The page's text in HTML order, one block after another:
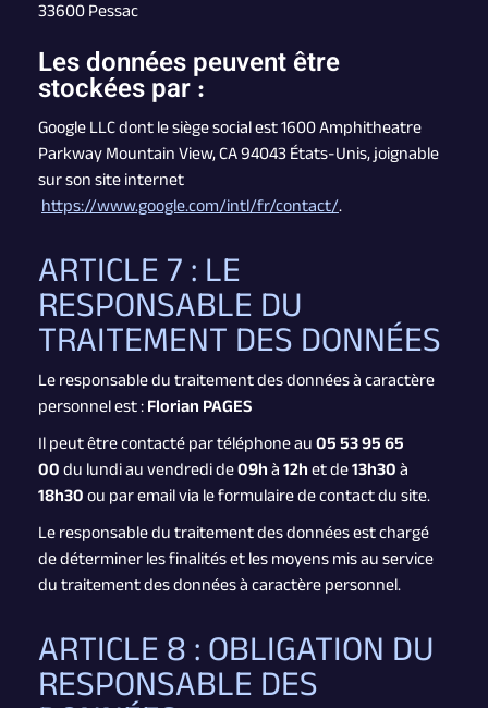
33600 Pessac
Les données peuvent être
stockées par :
Google LLC dont le siège social est 1600 Amphitheatre
Parkway Mountain View, CA 94043 États-Unis, joignable
sur son site internet
https://www.google.com/intl/fr/contact/.
ARTICLE 7 : LE
RESPONSABLE DU
TRAITEMENT DES DONNÉES
Le responsable du traitement des données à caractère
personnel est : Florian PAGES
Il peut être contacté par téléphone au 05 53 95 65
00 du lundi au vendredi de09h à 12h et de13h30 à
18h30 ou par email via le formulaire de contact du site.
Le responsable du traitement des données est chargé
de déterminer les finalités et les moyens mis au service
du traitement des données à caractère personnel.
ARTICLE 8 : OBLIGATION DU
RESPONSABLE DES